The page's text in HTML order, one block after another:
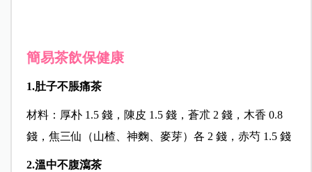
簡易茶飲保健康
1.肚子不脹痛茶
材料：厚朴 1.5 錢，陳皮 1.5 錢，蒼朮 2 錢，木香 0.8
錢，焦三仙（山楂、神麴、麥芽）各 2 錢，赤芍 1.5 錢
2.溫中不腹瀉茶